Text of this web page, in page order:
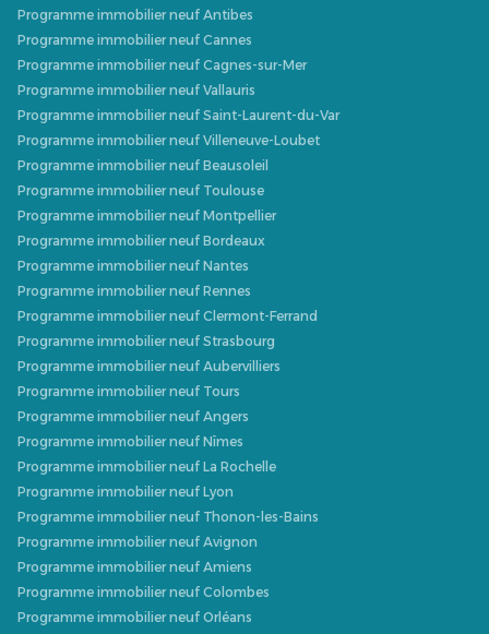
Programme immobilier neuf Antibes
Programme immobilier neuf Cannes
Programme immobilier neuf Cagnes-sur-Mer
Programme immobilier neuf Vallauris
Programme immobilier neuf Saint-Laurent-du-Var
Programme immobilier neuf Villeneuve-Loubet
Programme immobilier neuf Beausoleil
Programme immobilier neuf Toulouse
Programme immobilier neuf Montpellier
Programme immobilier neuf Bordeaux
Programme immobilier neuf Nantes
Programme immobilier neuf Rennes
Programme immobilier neuf Clermont-Ferrand
Programme immobilier neuf Strasbourg
Programme immobilier neuf Aubervilliers
Programme immobilier neuf Tours
Programme immobilier neuf Angers
Programme immobilier neuf Nîmes
Programme immobilier neuf La Rochelle
Programme immobilier neuf Lyon
Programme immobilier neuf Thonon-les-Bains
Programme immobilier neuf Avignon
Programme immobilier neuf Amiens
Programme immobilier neuf Colombes
Programme immobilier neuf Orléans